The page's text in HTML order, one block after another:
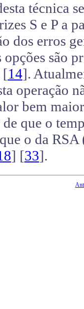
técnica
S e P a
dos erros
são
[14].
operação
bem
que o
o da
] [33].